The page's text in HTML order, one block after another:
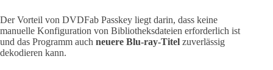
Der Vorteil von DVDFab Passkey liegt darin, dass keine
manuelle Konfiguration von Bibliotheksdateien erforderlich ist
und das Programm auch neuere Blu-ray-Titel zuverlässig
dekodieren kann.